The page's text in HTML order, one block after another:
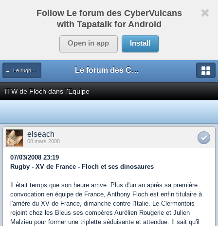
Follow Le forum des CyberVulcans
with Tapatalk for Android
Open in app Install
← Le rugby international Le forum des CyberVulcans
ITW de Floch dans l'Equipe
elseach
08 mars 2008
07/03/2008 23:19
Rugby - XV de France - Floch et ses dinosaures
Il était temps que son heure arrive. Plus d'un an après sa première
convocation en équipe de France, Anthony Floch est enfin titulaire à
l'arrière du XV de France, dimanche contre l'Italie. Le Clermontois
rejoint chez les Bleus ses compères Aurélien Rougerie et Julien
Malzieu pour former une triplette séduisante et attendue. Il sait qu'il